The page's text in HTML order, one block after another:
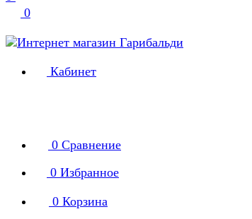
0
Кабинет
0 Сравнение
0 Избранное
0 Корзина